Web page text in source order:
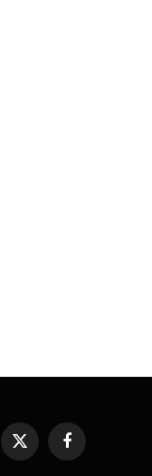
فيسبوك
X